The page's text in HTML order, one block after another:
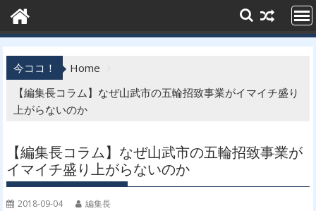
今ココ！
Home
【編集長コラム】なぜ山武市の五輪招致事業がイマイチ盛り
上がらないのか
【編集長コラム】なぜ山武市の五輪招致事業が
イマイチ盛り上がらないのか
2018-09-04 編集長